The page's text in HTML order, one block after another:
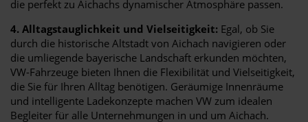
die perfekt zu Aichachs dynamischer Atmosphäre passen.
4. Alltagstauglichkeit und Vielseitigkeit: Egal, ob Sie
durch die historische Altstadt von Aichach navigieren oder
die umliegende bayerische Landschaft erkunden möchten,
VW-Fahrzeuge bieten Ihnen die Flexibilität und Vielseitigkeit,
die Sie für Ihren Alltag benötigen. Geräumige Innenräume
und intelligente Ladekonzepte machen VW zum idealen
Begleiter für alle Unternehmungen in und um Aichach.